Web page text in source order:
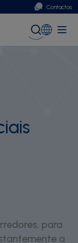
Contactos
Portugal
para
a